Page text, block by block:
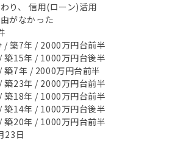
り、 信用(ローン)活用
がなかった
/ 築7年 / 2000万円台前半
築15年 / 1000万円台後半
築7年 / 2000万円台前半
築23年 / 2000万円台前半
築18年 / 1000万円台前半
築14年 / 1000万円台後半
築20年 / 1000万円台前半
23日